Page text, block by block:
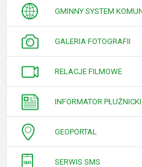
GMINNY SYSTEM
GALERIA FOTOGRAFII
RELACJE FILMOWE
INFORMATOR PŁUŻNICKI
GEOPORTAL
SERWIS SMS